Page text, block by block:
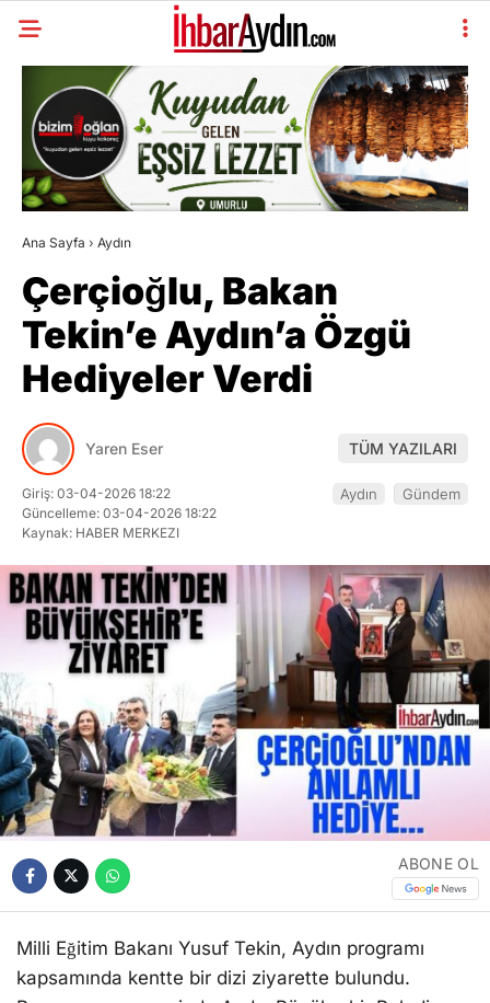
Ana Sayfa › Aydın
Çerçioğlu, Bakan
Tekin’e Aydın’a Özgü
Hediyeler Verdi
Yaren Eser TÜM YAZILARI
Giriş: 03-04-2026 18:22
Güncelleme: 03-04-2026 18:22
Kaynak: HABER MERKEZI
Aydın Gündem
ABONE OL
Milli Eğitim Bakanı Yusuf Tekin, Aydın programı
kapsamında kentte bir dizi ziyarette bulundu.